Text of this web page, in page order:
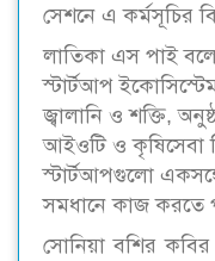
সেশনে এ কর্মসূচির
লাতিকা এস পাই
স্টার্টআপ ইকোসিস্টেম
জ্বালানি ও শক্তি,
আইওটি ও কৃষিসেবা
স্টার্টআপগুলো
সমধানে কাজ করতে
সোনিয়া বশির